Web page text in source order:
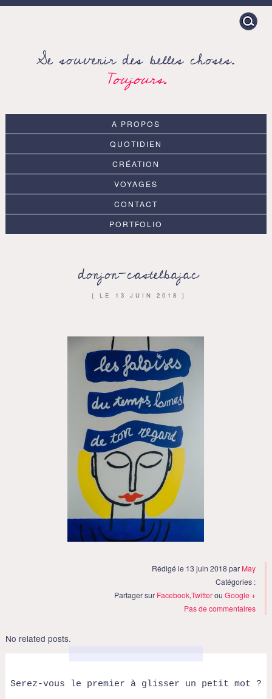
Search
for:
Se souvenir des belles choses.
Toujours.
A PROPOS
QUOTIDIEN
CRÉATION
VOYAGES
CONTACT
PORTFOLIO
donjon-castelbajac
{ LE 13 JUIN 2018 }
Rédigé le 13 juin 2018 par May
Catégories :
Partager sur Facebook,TwitterouGoogle +
Pas de commentaires
No related posts.
Serez-vous le premier à glisser un petit mot ?